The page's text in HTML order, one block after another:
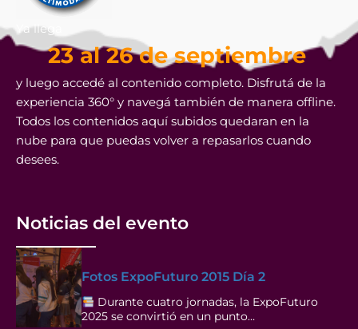
Ya llega
23 al 26 de septiembre
y luego accedé al contenido completo. Disfrutá de la
experiencia 360° y navegá también de manera offline.
Todos los contenidos aquí subidos quedaran en la
nube para que puedas volver a repasarlos cuando
desees.
Noticias del evento
Fotos ExpoFuturo 2015 Día 2
Durante cuatro jornadas, la ExpoFuturo
2025 se convirtió en un punto…